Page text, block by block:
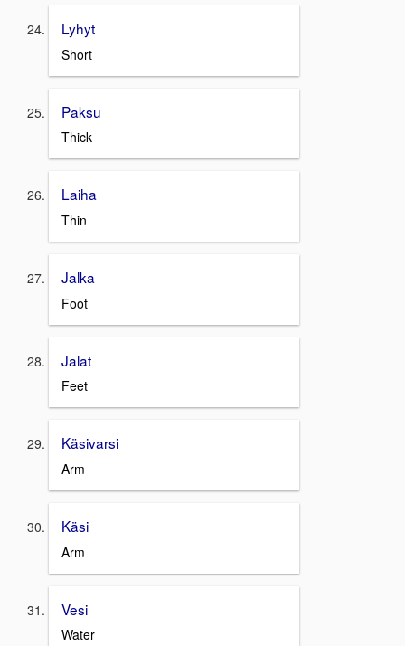
Lyhyt
Short
Paksu
Thick
Laiha
Thin
Jalka
Foot
Jalat
Feet
Käsivarsi
Arm
Käsi
Arm
Vesi
Water